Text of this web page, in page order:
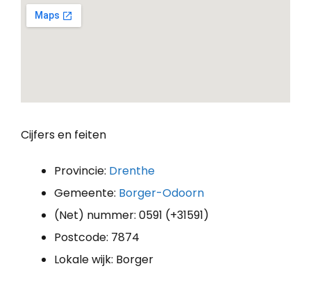
Cijfers en feiten
Provincie: Drenthe
Gemeente: Borger-Odoorn
(Net) nummer: 0591 (+31591)
Postcode: 7874
Lokale wijk: Borger